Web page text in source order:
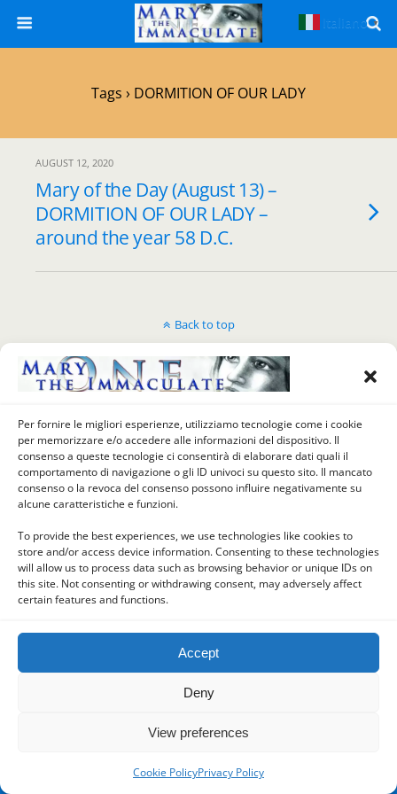
Per fornire le migliori esperienze, utilizziamo tecnologie come i cookie
per memorizzare e/o accedere alle informazioni del dispositivo. Il
consenso a queste tecnologie ci consentirà di elaborare dati quali il
comportamento di navigazione o gli ID univoci su questo sito. Il mancato
consenso o la revoca del consenso possono influire negativamente su
alcune caratteristiche e funzioni.
To provide the best experiences, we use technologies like cookies to
store and/or access device information. Consenting to these technologies
will allow us to process data such as browsing behavior or unique IDs on
this site. Not consenting or withdrawing consent, may adversely affect
certain features and functions.
Accept
Deny
View preferences
Cookie PolicyPrivacy Policy
Tags › DORMITION OF OUR LADY
AUGUST 12, 2020
Mary of the Day (August 13) –
DORMITION OF OUR LADY –
around the year 58 D.C.
Back to top
Mobile Desktop
Italiano ▼
Powered by
WPtouch Mobile Suite for WordPress